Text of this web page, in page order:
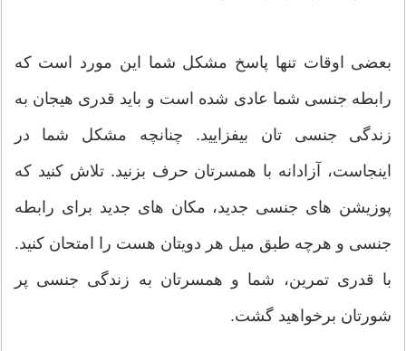
بعضی اوقات تنها پاسخ مشکل شما این مورد است که
رابطه جنسی شما عادی شده است و باید قدری هیجان به
زندگی جنسی تان بیفزایید. چنانچه مشکل شما در
اینجاست، آزادانه با همسرتان حرف بزنید. تلاش کنید که
پوزیشن های جنسی جدید، مکان های جدید برای رابطه
جنسی و هرچه طبق میل هر دویتان هست را امتحان کنید.
با قدری تمرین، شما و همسرتان به زندگی جنسی پر
شورتان برخواهید گشت.